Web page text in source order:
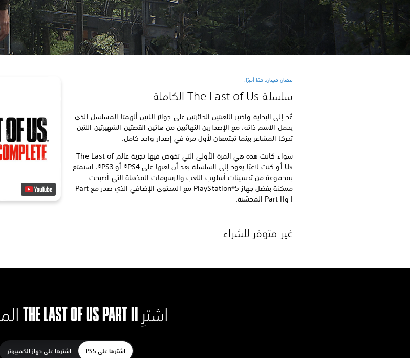
تحفتان فنيتان، معًا أخيرًا.
سلسلة The Last of Us الكاملة
عُد إلى البداية واختبر اللعبتين الحائزتين على جوائز اللتين ألهمتا المسلسل الذي
يحمل الاسم ذاته، مع الإصدارين النهائيين من هاتين القصتين الشهيرتين اللتين
تحركا المشاعر بينما تجتمعان لأول مرة في إصدار واحد كامل.
سواء كانت هذه هي المرة الأولى التي تخوض فيها تجربة عالم The Last of
Us أو كنت لاعبًا يعود إلى السلسلة بعد أن لعبها على PS4® أو PS3®، استمتع
بمجموعة من تحسينات أسلوب اللعب والرسومات المذهلة التي أصبحت
ممكنة بفضل جهاز PlayStation®5 مع المحتوى الإضافي الذي صدر مع Part
I وPart II المحسّنة.
غير متوفر للشراء
اشترِ THE LAST OF US PART II المحسّنة
اشترِها على PS5 اشترها على جهاز الكمبيوتر